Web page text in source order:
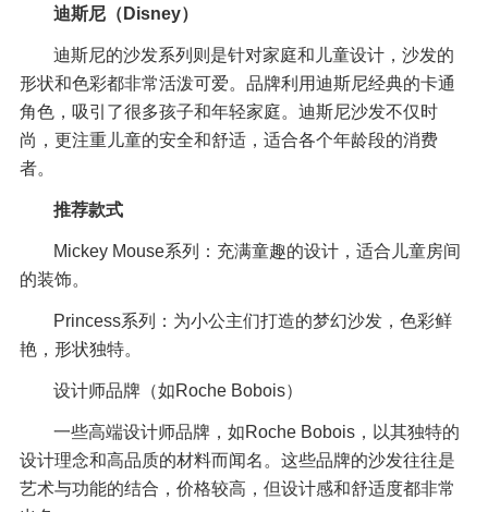
迪斯尼（Disney）
迪斯尼的沙发系列则是针对家庭和儿童设计，沙发的
形状和色彩都非常活泼可爱。品牌利用迪斯尼经典的卡通
角色，吸引了很多孩子和年轻家庭。迪斯尼沙发不仅时
尚，更注重儿童的安全和舒适，适合各个年龄段的消费
者。
推荐款式
Mickey Mouse系列：充满童趣的设计，适合儿童房间
的装饰。
Princess系列：为小公主们打造的梦幻沙发，色彩鲜
艳，形状独特。
设计师品牌（如Roche Bobois）
一些高端设计师品牌，如Roche Bobois，以其独特的
设计理念和高品质的材料而闻名。这些品牌的沙发往往是
艺术与功能的结合，价格较高，但设计感和舒适度都非常